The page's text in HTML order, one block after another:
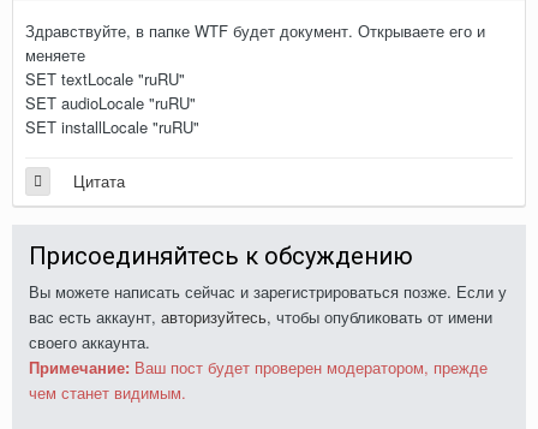
Здравствуйте, в папке WTF будет документ. Открываете его и
меняете
SET textLocale "ruRU"
SET audioLocale "ruRU"
SET installLocale "ruRU"
Цитата
Присоединяйтесь к обсуждению
Вы можете написать сейчас и зарегистрироваться позже. Если у
вас есть аккаунт, авторизуйтесь, чтобы опубликовать от имени
своего аккаунта.
Примечание: Ваш пост будет проверен модератором, прежде
чем станет видимым.